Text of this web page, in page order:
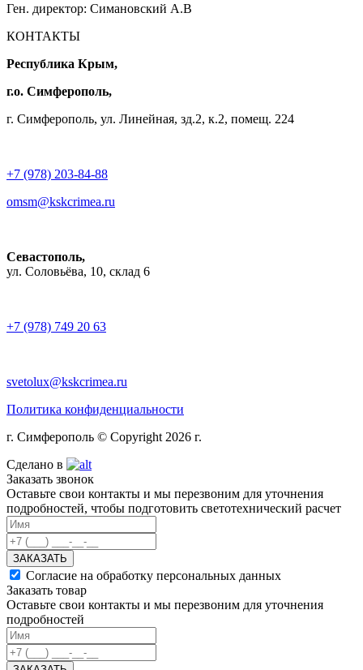
Ген. директор: Симановский А.В
КОНТАКТЫ
Республика Крым,
г.о. Симферополь,
г. Симферополь, ул. Линейная, зд.2, к.2, помещ. 224
+7 (978) 203-84-88
omsm@kskcrimea.ru
Севастополь,
ул. Соловьёва, 10, склад 6
+7 (978) 749 20 63
svetolux@kskcrimea.ru
Политика конфиденциальности
г. Симферополь © Copyright 2026 г.
Сделано в
Заказать звонок
Оставьте свои контакты и мы перезвоним для уточнения
подробностей, чтобы подготовить светотехнический расчет
ЗАКАЗАТЬ
Согласие на обработку персональных данных
Заказать товар
Оставьте свои контакты и мы перезвоним для уточнения
подробностей